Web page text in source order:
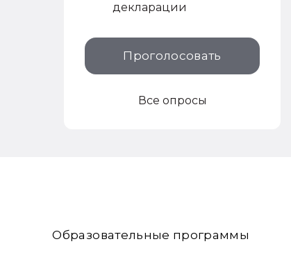
декларации
Проголосовать
Все опросы
Образовательные программы